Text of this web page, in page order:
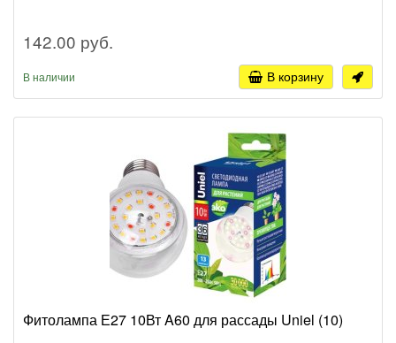
142.00 руб.
В наличии В корзину
Фитолампа Е27 10Вт A60 для рассады Uniel (10)